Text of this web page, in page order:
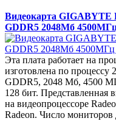
Видеокарта GIGABYTE
GDDR5 2048Мб
Эта плата работает на
изготовлена по
GDDR5, 2048 Мб, 4500
128 бит. Представленная
на видеопроцессоре
Radeon. Число